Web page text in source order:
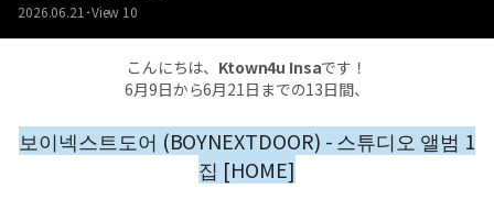
2026.06.21 View 10
こんにちは、 Ktown4u Insaです！
6月9日から6月21日までの13日間、
보이넥스트도어 (BOYNEXTDOOR) - 스튜디오 앨범 1
집 [HOME]